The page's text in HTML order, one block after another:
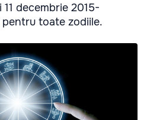
decembrie 2015-
toate zodiile.